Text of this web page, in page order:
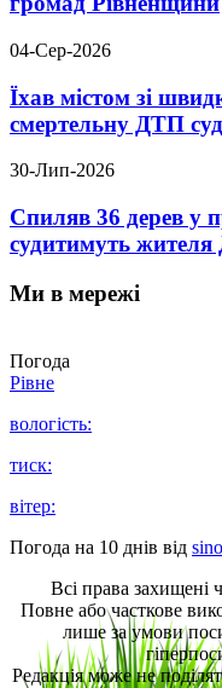
04-Сер-2026
Їхав містом зі
смертельну ДТП
30-Лип-2026
Спиляв 36 дерев у
судитимуть
Ми в мережі
Погода
Рівне
вологість:
тиск:
вітер:
Погода на 10 днів від
Всі права захищені
Повне або часткове
лише за умови
Редакція може не